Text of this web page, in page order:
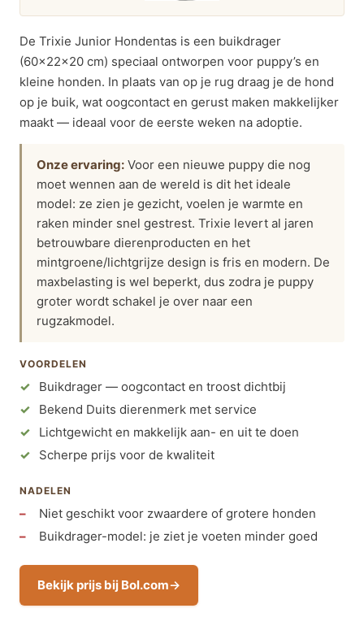
De Trixie Junior Hondentas is een buikdrager
(60x22x20 cm) speciaal ontworpen voor puppy’s en
kleine honden. In plaats van op je rug draag je de hond
op je buik, wat oogcontact en gerust maken makkelijker
maakt — ideaal voor de eerste weken na adoptie.
Onze ervaring: Voor een nieuwe puppy die nog
moet wennen aan de wereld is dit het ideale
model: ze zien je gezicht, voelen je warmte en
raken minder snel gestrest. Trixie levert al jaren
betrouwbare dierenproducten en het
mintgroene/lichtgrijze design is fris en modern. De
maxbelasting is wel beperkt, dus zodra je puppy
groter wordt schakel je over naar een
rugzakmodel.
VOORDELEN
Buikdrager — oogcontact en troost dichtbij
Bekend Duits dierenmerk met service
Lichtgewicht en makkelijk aan- en uit te doen
Scherpe prijs voor de kwaliteit
NADELEN
Niet geschikt voor zwaardere of grotere honden
Buikdrager-model: je ziet je voeten minder goed
Bekijk prijs bij Bol.com